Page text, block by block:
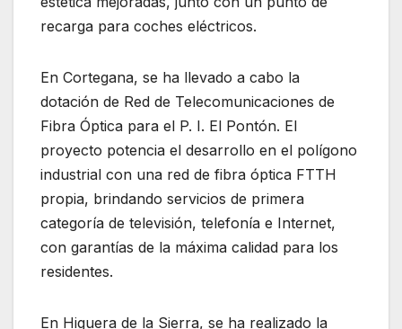
recarga para coches eléctricos.
En Cortegana, se ha llevado a cabo la
dotación de Red de Telecomunicaciones de
Fibra Óptica para el P. I. El Pontón. El
proyecto potencia el desarrollo en el polígono
industrial con una red de fibra óptica FTTH
propia, brindando servicios de primera
categoría de televisión, telefonía e Internet,
con garantías de la máxima calidad para los
residentes.
En Higuera de la Sierra, se ha realizado la